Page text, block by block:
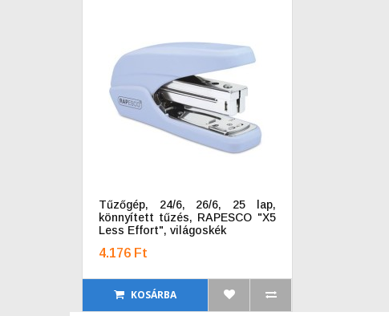
Tűzőgép, 24/6, 26/6, 25 lap,
könnyített tűzés, RAPESCO "X5
Less Effort", világoskék
4.176 Ft
KOSÁRBA